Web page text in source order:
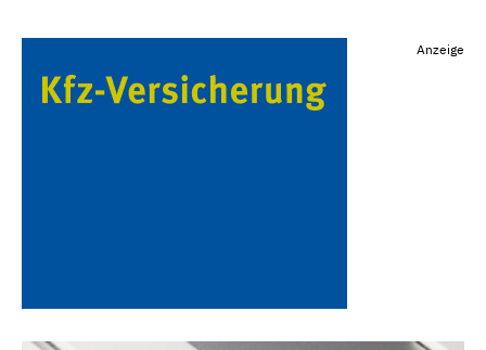
Anzeige